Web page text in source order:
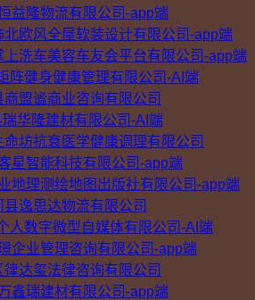
益隆物流有限公司-app端
北欧风全屋软装设计有限公司-app端
洗车美容车友会平台有限公司-app端
阵健身健康管理有限公司-AI端
商盟谧商业咨询有限公司
华隆建材有限公司-AI端
命坊抗衰医学健康调理有限公司
星智能科技有限公司-app端
地理测绘地图出版社有限公司-app端
县逸思达物流有限公司
人数字微型自媒体有限公司-AI端
企业管理咨询有限公司-app端
律达玺法律咨询有限公司
鑫瑞建材有限公司-app端